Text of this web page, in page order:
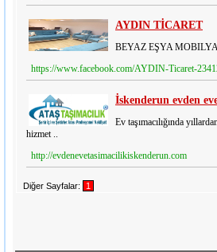
AYDIN TİCARET
BEYAZ EŞYA
https://www.facebook.com/AYDIN-Ticaret-
İskenderun evden
Ev taşımacılığında
hizmet ..
http://evdenevetasimacilikiskenderun.com
Diğer Sayfalar: 1